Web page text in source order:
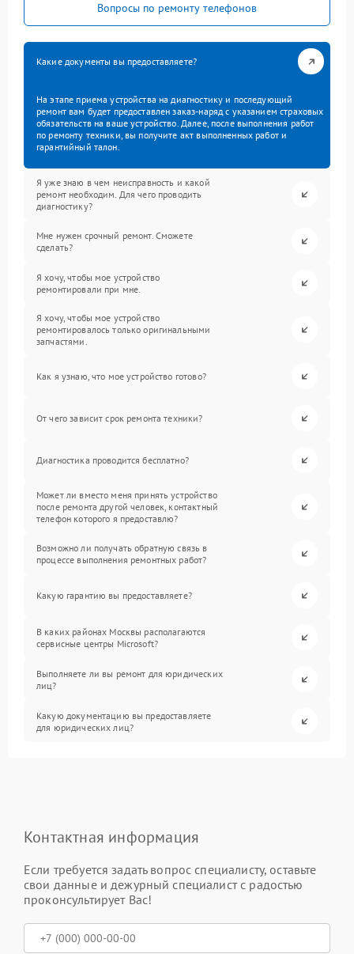
Вопросы по ремонту телефонов
Какие документы вы предоставляете?
На этапе приема устройства на диагностику и последующий
ремонт вам будет предоставлен заказ-наряд с указанием страховых
обязательств на ваше устройство. Далее, после выполнения работ
по ремонту техники, вы получите акт выполненных работ и
гарантийный талон.
Я уже знаю в чем неисправность и какой
ремонт необходим. Для чего проводить
диагностику?
Мне нужен срочный ремонт. Сможете
сделать?
Я хочу, чтобы мое устройство
ремонтировали при мне.
Я хочу, чтобы мое устройство
ремонтировалось только оригинальными
запчастями.
Как я узнаю, что мое устройство готово?
От чего зависит срок ремонта техники?
Диагностика проводится бесплатно?
Может ли вместо меня принять устройство
после ремонта другой человек, контактный
телефон которого я предоставлю?
Возможно ли получать обратную связь в
процессе выполнения ремонтных работ?
Какую гарантию вы предоставляете?
В каких районах Москвы располагаются
сервисные центры Microsoft?
Выполняете ли вы ремонт для юридических
лиц?
Какую документацию вы предоставляете
для юридических лиц?
Контактная информация
Если требуется задать вопрос специалисту, оставьте
свои данные и дежурный специалист с радостью
проконсультирует Вас!